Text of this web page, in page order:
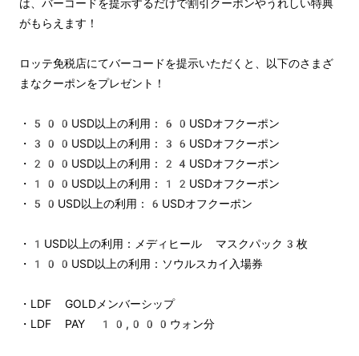
は、バーコードを提示するだけで割引クーポンやうれしい特典
がもらえます！
ロッテ免税店にてバーコードを提示いただくと、以下のさまざ
まなクーポンをプレゼント！
・500USD以上の利用：60USDオフクーポン
・300USD以上の利用：36USDオフクーポン
・200USD以上の利用：24USDオフクーポン
・100USD以上の利用：12USDオフクーポン
・50USD以上の利用：6USDオフクーポン
・1USD以上の利用：メディヒール マスクパック3枚
・100USD以上の利用：ソウルスカイ入場券
・LDF GOLDメンバーシップ
・LDF PAY 10,000ウォン分